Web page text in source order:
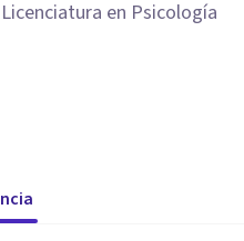
Licenciatura en Psicología